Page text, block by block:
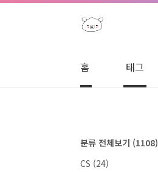
본문 바로가기
홈 태그
분류 전체보기 (1108)
CS (24)